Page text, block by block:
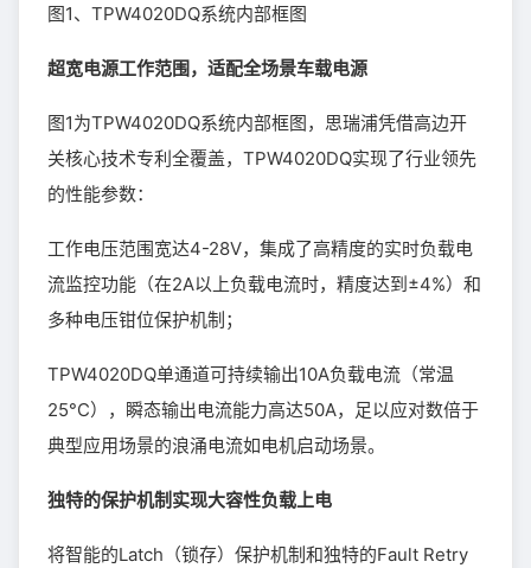
图1、TPW4020DQ系统内部框图
超宽电源工作范围，适配全场景车载电源
图1为TPW4020DQ系统内部框图，思瑞浦凭借高边开
关核心技术专利全覆盖，TPW4020DQ实现了行业领先
的性能参数：
工作电压范围宽达4-28V，集成了高精度的实时负载电
流监控功能（在2A以上负载电流时，精度达到±4%）和
多种电压钳位保护机制；
TPW4020DQ单通道可持续输出10A负载电流（常温
25°C），瞬态输出电流能力高达50A，足以应对数倍于
典型应用场景的浪涌电流如电机启动场景。
独特的保护机制实现大容性负载上电
将智能的Latch（锁存）保护机制和独特的Fault Retry